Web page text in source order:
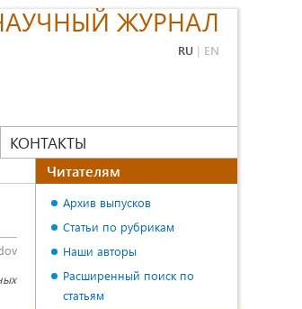
ЖУРНАЛ
RU | EN
КОНТАКТЫ
Читателям
Архив выпусков
Статьи по рубрикам
Наши авторы
Расширенный поиск по
статьям